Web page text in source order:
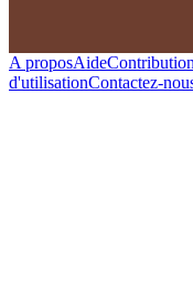
A proposAide
d'utilisationContactez-